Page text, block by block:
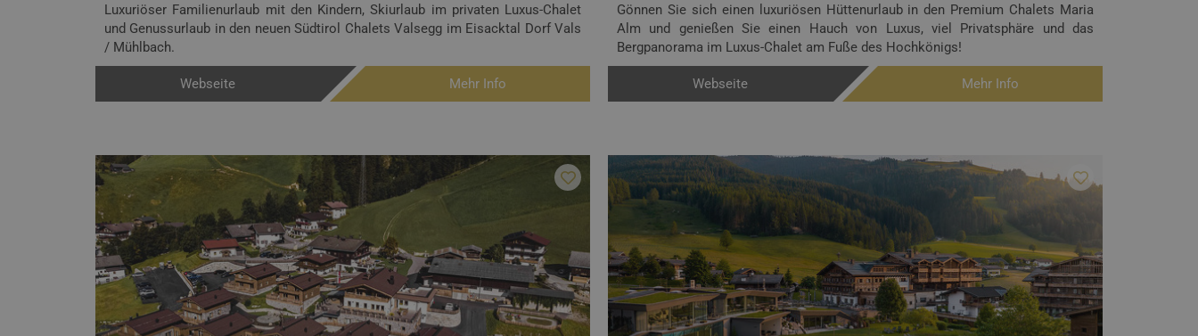
Luxuriöser Familienurlaub mit den Kindern, Skiurlaub im privaten Luxus-Chalet
und Genussurlaub in den neuen Südtirol Chalets Valsegg im Eisacktal Dorf Vals
/ Mühlbach.
Webseite Mehr Info
Gönnen Sie sich einen luxuriösen Hüttenurlaub in den Premium Chalets Maria
Alm und genießen Sie einen Hauch von Luxus, viel Privatsphäre und das
Bergpanorama im Luxus-Chalet am Fuße des Hochkönigs!
Webseite Mehr Info